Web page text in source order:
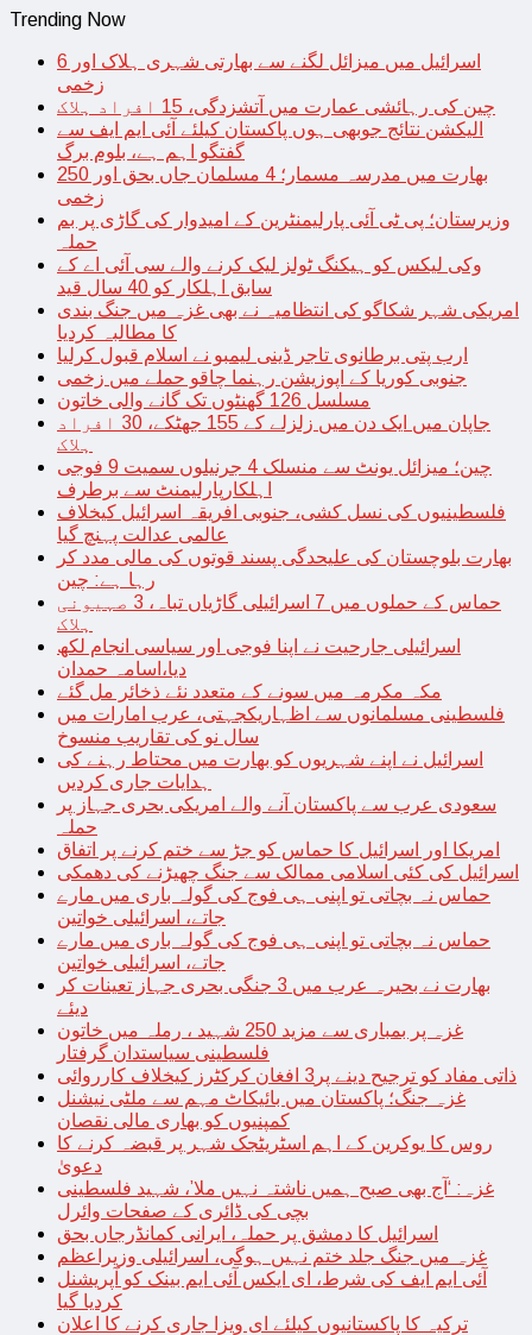
Trending Now
اسرائیل میں میزائل لگنے سے بھارتی شہری ہلاک اور 6
زخمی
چین کی رہائشی عمارت میں آتشزدگی، 15 افراد ہلاک
الیکشن نتائج جوبھی ہوں پاکستان کیلئے آئی ایم ایف سے
گفتگو اہم ہے، بلوم برگ
بھارت میں مدرسہ مسمار؛ 4 مسلمان جاں بحق اور 250
زخمی
وزیرستان؛ پی ٹی آئی پارلیمنٹرین کے امیدوار کی گاڑی پر بم
حملہ
وکی لیکس کو ہیکنگ ٹولز لیک کرنے والے سی آئی اے کے
سابق اہلکار کو 40 سال قید
امریکی شہر شکاگو کی انتظامیہ نے بھی غزہ میں جنگ بندی
کا مطالبہ کردیا
ارب پتی برطانوی تاجر ڈینی لیمبو نے اسلام قبول کرلیا
جنوبی کوریا کے اپوزیشن رہنما چاقو حملے میں زخمی
مسلسل 126 گھنٹوں تک گانے والی خاتون
جاپان میں ایک دن میں زلزلے کے 155 جھٹکے، 30 افراد
ہلاک
چین؛ میزائل یونٹ سے منسلک 4 جرنیلوں سمیت 9 فوجی
اہلکارپارلیمنٹ سے برطرف
فلسطینیوں کی نسل کشی، جنوبی افریقہ اسرائیل کیخلاف
عالمی عدالت پہنچ گیا
بھارت بلوچستان کی علیحدگی پسند قوتوں کی مالی مدد کر
رہا ہے: چین
حماس کے حملوں میں 7 اسرائیلی گاڑیاں تباہ، 3 صہیونی
ہلاک
اسرائیلی جارحیت نے اپنا فوجی اور سیاسی انجام لکھ
دیا،اسامہ حمدان
مکہ مکرمہ میں سونے کے متعدد نئے ذخائر مل گئے
فلسطینی مسلمانوں سے اظہاریکجہتی، عرب امارات میں
سال نو کی تقاریب منسوخ
اسرائیل نے اپنے شہریوں کو بھارت میں محتاط رہنے کی
ہدایات جاری کردیں
سعودی عرب سے پاکستان آنے والے امریکی بحری جہاز پر
حملہ
امریکا اور اسرائیل کا حماس کو جڑ سے ختم کرنے پر اتفاق
اسرائیل کی کئی اسلامی ممالک سے جنگ چھیڑنے کی دھمکی
حماس نہ بچاتی تو اپنی ہی فوج کی گولہ باری میں مارے
جاتے، اسرائیلی خواتین
حماس نہ بچاتی تو اپنی ہی فوج کی گولہ باری میں مارے
جاتے، اسرائیلی خواتین
بھارت نے بحیرہ عرب میں 3 جنگی بحری جہاز تعینات کر
دیئے
غزہ پر بمباری سے مزید 250 شہید ، رملہ میں خاتون
فلسطینی سیاستدان گرفتار
ذاتی مفاد کو ترجیح دینے پر3 افغان کرکٹرز کیخلاف کارروائی
غزہ جنگ؛ پاکستان میں بائیکاٹ مہم سے ملٹی نیشنل
کمپنیوں کو بھاری مالی نقصان
روس کا یوکرین کے اہم اسٹریٹجک شہر پر قبضہ کرنے کا
دعویٰ
غزہ: ‘آج بھی صبح ہمیں ناشتہ نہیں ملا’، شہید فلسطینی
بچی کی ڈائری کے صفحات وائرل
اسرائیل کا دمشق پر حملہ، ایرانی کمانڈرجاں بحق
غزہ میں جنگ جلد ختم نہیں ہوگی، اسرائیلی وزیراعظم
آئی ایم ایف کی شرط، ای ایکس آئی ایم بینک کو آپریشنل
کردیا گیا
ترکیہ کا پاکستانیوں کیلئے ای ویزا جاری کرنے کا اعلان